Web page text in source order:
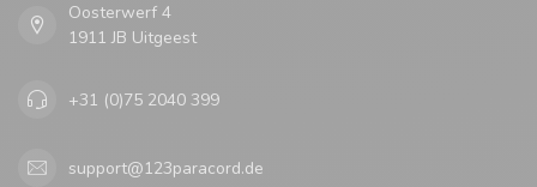
Oosterwerf 4
1911 JB Uitgeest
+31 (0)75 2040 399
support@123paracord.de